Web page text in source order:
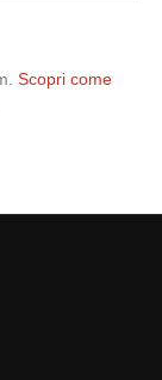
Scopri come